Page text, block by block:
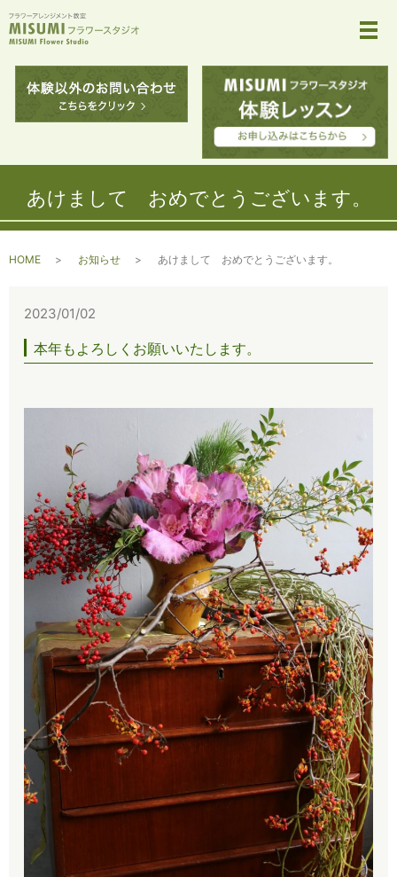
メ
あけまして おめでとうございます。
HOME お知らせ あけまして おめでとうございます。
2023/01/02
本年もよろしくお願いいたします。